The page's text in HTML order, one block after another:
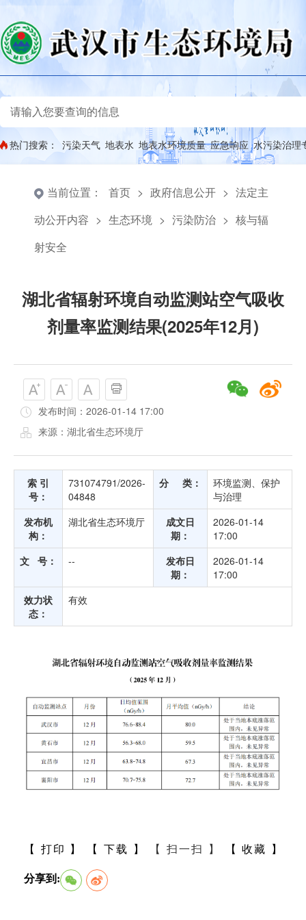
热门搜索： 污染天气 地表水 地表水环境质量 应急响应 水污染治理
当前位置： 首页 > 政府信息公开 > 法定主
动公开内容 > 生态环境 > 污染防治 > 核与辐
射安全
湖北省辐射环境自动监测站空气吸收
剂量率监测结果(2025年12月)
发布时间：2026-01-14 17:00
来源：湖北省生态环境厅
索 引
号：
731074791/2026-
04848
分 类：
环境监测、保护
与治理
发布机
构：
湖北省生态环境厅
成文日
期：
2026-01-14
17:00
文 号：
--
发布日
期：
2026-01-14
17:00
效力状
态：
有效
【 打印 】 【 下载 】 【 扫一扫 】 【 收藏 】
分享到: